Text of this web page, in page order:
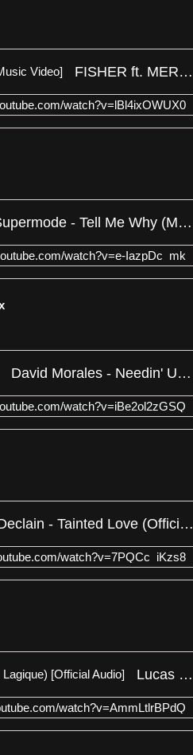
FISHER ft. MERYLL - Yeah The Girls [Official Music Video]
watch?v=lBl4ixOWUX0
Supermode - Tell Me Why (Meduza Remix)
watch?v=e-IazpDc_mk
David Morales - Needin' U (Jonas Blue Remix)
watch?v=iBe2ol2zGSQ
Declain - Tainted Love (Official Music Video)
watch?v=7PQCc_iKzs8
Lucas & Steve x 4 Strings - If It Ain't Love (feat. Lagique) [Official Audio]
watch?v=AmmLtlrBPdQ